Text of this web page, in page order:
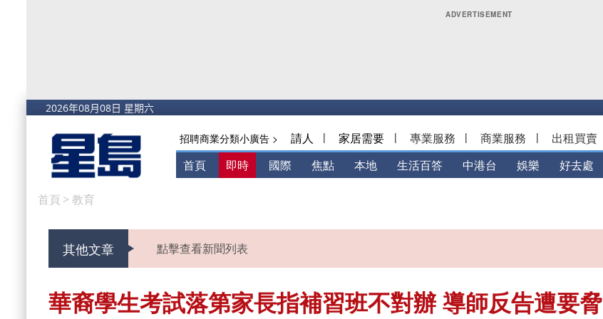
招聘商業分類小廣告 > 請人 | 家居需要 | 專業服務 | 商業服務 | 出租買賣
首頁 即時 國際 焦點 本地 生活百答 中港台 娛樂 好去處
首頁 > 教育
其他文章 點擊查看新聞列表
華裔學生考試落第家長指補習班不對辦 導師反告遭要脅